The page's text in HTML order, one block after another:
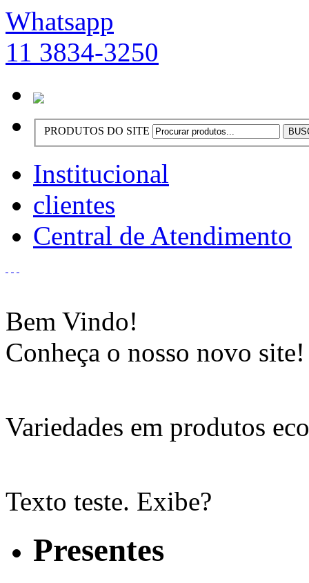
Whatsapp
11 3834-3250
PRODUTOS DO SITE
Institucional
clientes
Central de Atendimento
Bem Vindo!
Conheça o nosso novo site!
Variedades em produtos
Texto teste. Exibe?
Presentes